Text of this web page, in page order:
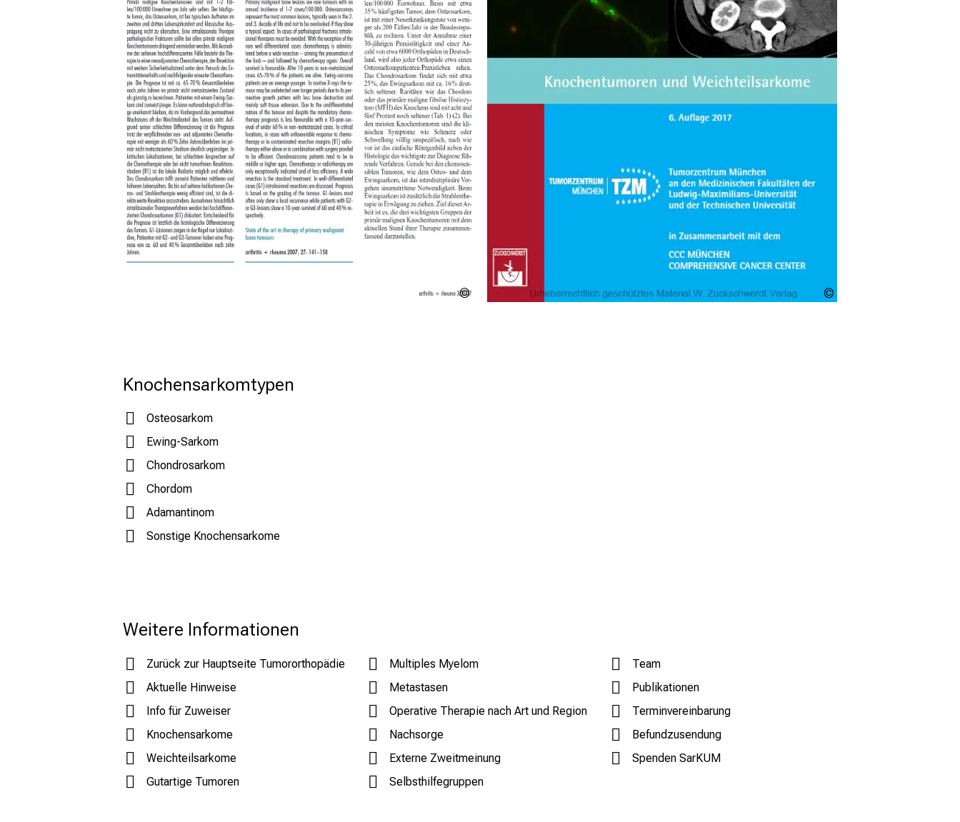
Knochensarkomtypen
Osteosarkom
Ewing-Sarkom
Chondrosarkom
Chordom
Adamantinom
Sonstige Knochensarkome
Weitere Informationen
Zurück zur Hauptseite Tumororthopädie
Aktuelle Hinweise
Info für Zuweiser
Knochensarkome
Weichteilsarkome
Gutartige Tumoren
Multiples Myelom
Metastasen
Operative Therapie nach Art und Region
Nachsorge
Externe Zweitmeinung
Selbsthilfegruppen
Team
Publikationen
Terminvereinbarung
Befundzusendung
Spenden SarKUM